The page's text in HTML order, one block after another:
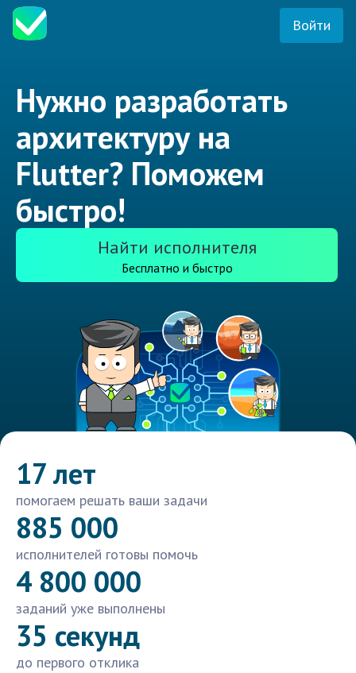
Войти
Нужно разработать
архитектуру на
Flutter? Поможем
быстро!
Найти исполнителя
Бесплатно и быстро
17 лет
помогаем решать ваши задачи
885 000
исполнителей готовы помочь
4 800 000
заданий уже выполнены
35 секунд
до первого отклика